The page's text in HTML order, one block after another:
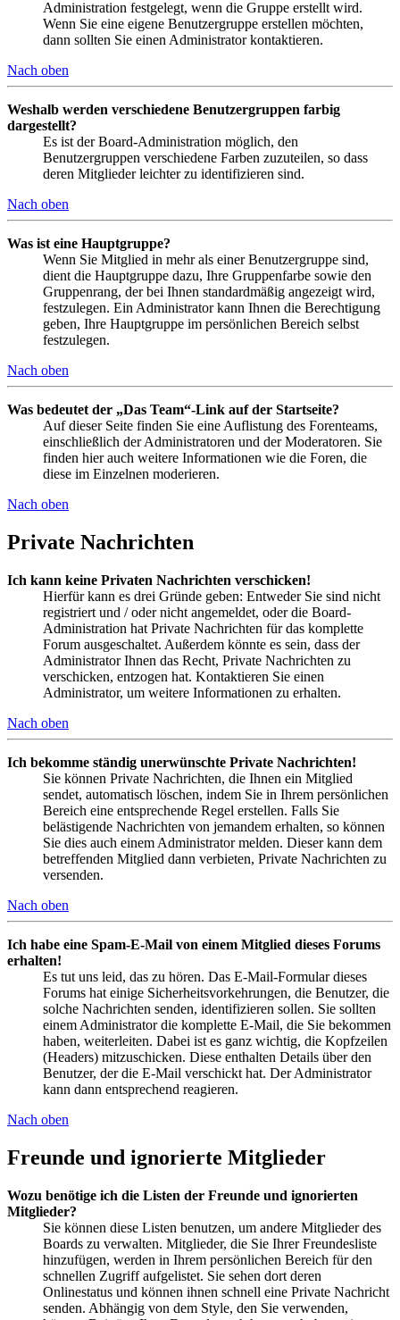
Administration festgelegt, wenn die Gruppe erstellt wird.
Wenn Sie eine eigene Benutzergruppe erstellen möchten,
dann sollten Sie einen Administrator kontaktieren.
Nach oben
Weshalb werden verschiedene Benutzergruppen farbig
dargestellt?
Es ist der Board-Administration möglich, den
Benutzergruppen verschiedene Farben zuzuteilen, so dass
deren Mitglieder leichter zu identifizieren sind.
Nach oben
Was ist eine Hauptgruppe?
Wenn Sie Mitglied in mehr als einer Benutzergruppe sind,
dient die Hauptgruppe dazu, Ihre Gruppenfarbe sowie den
Gruppenrang, der bei Ihnen standardmäßig angezeigt wird,
festzulegen. Ein Administrator kann Ihnen die Berechtigung
geben, Ihre Hauptgruppe im persönlichen Bereich selbst
festzulegen.
Nach oben
Was bedeutet der „Das Team“-Link auf der Startseite?
Auf dieser Seite finden Sie eine Auflistung des Forenteams,
einschließlich der Administratoren und der Moderatoren. Sie
finden hier auch weitere Informationen wie die Foren, die
diese im Einzelnen moderieren.
Nach oben
Private Nachrichten
Ich kann keine Privaten Nachrichten verschicken!
Hierfür kann es drei Gründe geben: Entweder Sie sind nicht
registriert und / oder nicht angemeldet, oder die Board-
Administration hat Private Nachrichten für das komplette
Forum ausgeschaltet. Außerdem könnte es sein, dass der
Administrator Ihnen das Recht, Private Nachrichten zu
verschicken, entzogen hat. Kontaktieren Sie einen
Administrator, um weitere Informationen zu erhalten.
Nach oben
Ich bekomme ständig unerwünschte Private Nachrichten!
Sie können Private Nachrichten, die Ihnen ein Mitglied
sendet, automatisch löschen, indem Sie in Ihrem persönlichen
Bereich eine entsprechende Regel erstellen. Falls Sie
belästigende Nachrichten von jemandem erhalten, so können
Sie dies auch einem Administrator melden. Dieser kann dem
betreffenden Mitglied dann verbieten, Private Nachrichten zu
versenden.
Nach oben
Ich habe eine Spam-E-Mail von einem Mitglied dieses Forums
erhalten!
Es tut uns leid, das zu hören. Das E-Mail-Formular dieses
Forums hat einige Sicherheitsvorkehrungen, die Benutzer, die
solche Nachrichten senden, identifizieren sollen. Sie sollten
einem Administrator die komplette E-Mail, die Sie bekommen
haben, weiterleiten. Dabei ist es ganz wichtig, die Kopfzeilen
(Headers) mitzuschicken. Diese enthalten Details über den
Benutzer, der die E-Mail verschickt hat. Der Administrator
kann dann entsprechend reagieren.
Nach oben
Freunde und ignorierte Mitglieder
Wozu benötige ich die Listen der Freunde und ignorierten
Mitglieder?
Sie können diese Listen benutzen, um andere Mitglieder des
Boards zu verwalten. Mitglieder, die Sie Ihrer Freundesliste
hinzufügen, werden in Ihrem persönlichen Bereich für den
schnellen Zugriff aufgelistet. Sie sehen dort deren
Onlinestatus und können ihnen schnell eine Private Nachricht
senden. Abhängig von dem Style, den Sie verwenden,